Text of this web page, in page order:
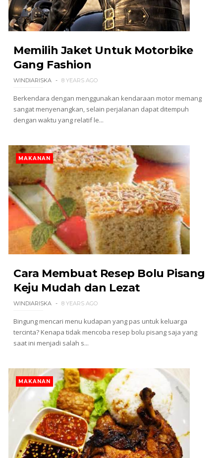
Memilih Jaket Untuk Motorbike
Gang Fashion
WINDIARISKA 8 YEARS AGO
Berkendara dengan menggunakan kendaraan motor memang
sangat menyenangkan, selain perjalanan dapat ditempuh
dengan waktu yang relatif le...
MAKANAN
Cara Membuat Resep Bolu Pisang
Keju Mudah dan Lezat
WINDIARISKA 8 YEARS AGO
Bingung mencari menu kudapan yang pas untuk keluarga
tercinta? Kenapa tidak mencoba resep bolu pisang saja yang
saat ini menjadi salah s...
MAKANAN